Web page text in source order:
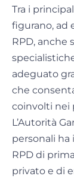
Tra i
figurano, ad
RPD, anche
adeguato
che
coinvolti nei
L’Autorità
personali ha
RPD di
privato e di